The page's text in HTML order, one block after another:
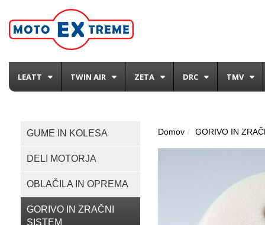
LEATT TWIN AIR ZETA DRC TMV
GUME IN KOLESA
DELI MOTORJA
OBLAČILA IN OPREMA
GORIVO IN ZRAČNI
SISTEM
Domov GORIVO IN